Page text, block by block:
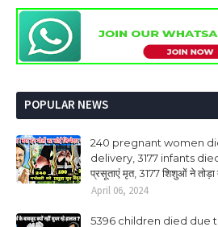
POPULAR NEWS
240 pregnant women
delivery, 3177 infants died
प्रसूताएं मृत, 3177 शिशुओं ने तोड़ा
April 06, 2024
5396 children died due